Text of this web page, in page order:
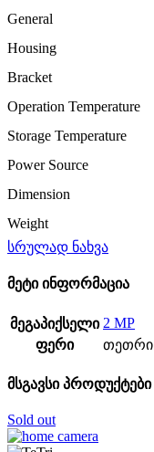
General
Housing
Bracket
Operation Temperature
Storage Temperature
Power Source
Dimension
Weight
სრულად ნახვა
მეტი ინფორმაცია
მეგაპიქსელი 2 MP
ფერი
თეთრი
მსგავსი პროდუქტები
Sold out